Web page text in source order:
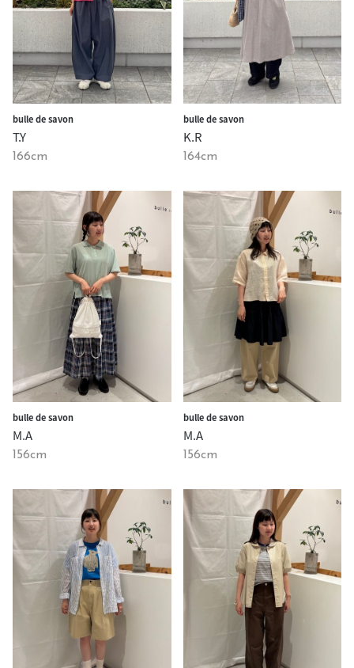
bulle de savon
T.Y
166cm
bulle de savon
K.R
164cm
bulle de savon
M.A
156cm
bulle de savon
M.A
156cm